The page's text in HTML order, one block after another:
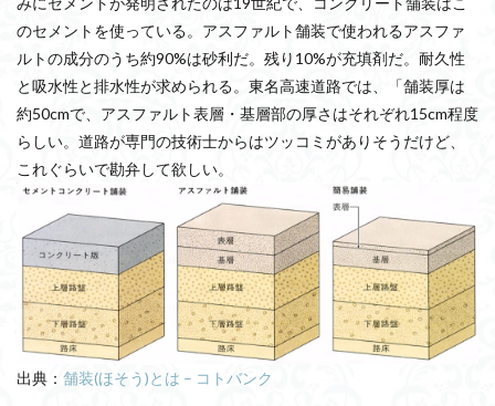
のセメントを使っている。アスファルト舗装で使われるアスファ
ルトの成分のうち約90%は砂利だ。残り10%が充填剤だ。耐久性
と吸水性と排水性が求められる。東名高速道路では、「舗装厚は
約50cmで、アスファルト表層・基層部の厚さはそれぞれ15cm程度
らしい。道路が専門の技術士からはツッコミがありそうだけど、
これぐらいで勘弁して欲しい。
出典： 舗装(ほそう)とは – コトバンク